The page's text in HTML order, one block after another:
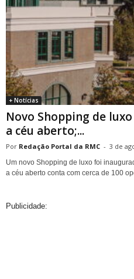
+ Notícias
Novo Shopping de
a céu aberto;...
Redação Portal da RMC - 3 de
Um novo Shopping de luxo foi
a céu aberto conta com cerca de 100
Publicidade: